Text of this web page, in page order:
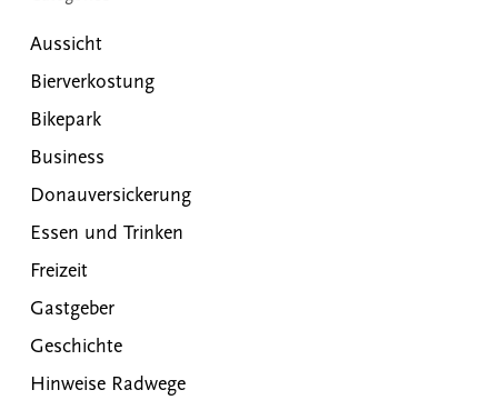
Aussicht
Bierverkostung
Bikepark
Business
Donauversickerung
Essen und Trinken
Freizeit
Gastgeber
Geschichte
Hinweise Radwege